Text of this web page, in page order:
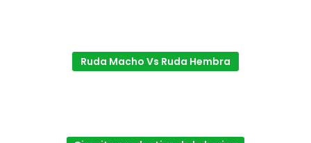
Ruda Macho Vs Ruda Hembra